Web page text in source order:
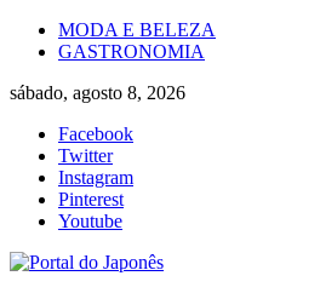
Skip
MODA E BELEZA
GASTRONOMIA
sábado, agosto 8, 2026
Facebook
Twitter
Instagram
Pinterest
Youtube